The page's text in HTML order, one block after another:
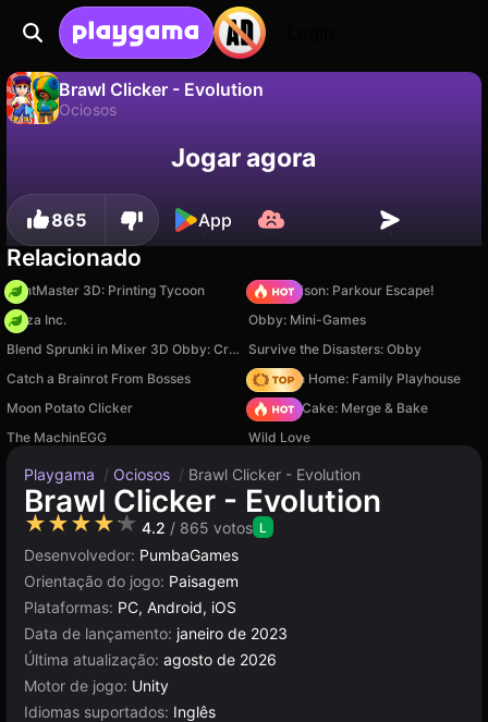
Brawl Clicker - Evolution
Ociosos
Salve o progresso!Jogar agora
865 App
Relacionado
PrintMaster 3D: Printing Tycoon
Barry Prison: Parkour Escape!
Pizza Inc.
Obby: Mini-Games
Blend Sprunki in Mixer 3D Obby: Create Your Own Sprunki
Survive the Disasters: Obby
Catch a Brainrot From Bosses
My Town Home: Family Playhouse
Moon Potato Clicker
Piece of Cake: Merge & Bake
The MachinEGG
Wild Love
Playgama / Ociosos / Brawl Clicker - Evolution
Brawl Clicker - Evolution
★★★★★ 4.2 / 865 votos L
Desenvolvedor: PumbaGames
Orientação do jogo: Paisagem
Plataformas: PC, Android, iOS
Data de lançamento: janeiro de 2023
Última atualização: agosto de 2026
Motor de jogo: Unity
Idiomas suportados: Inglês